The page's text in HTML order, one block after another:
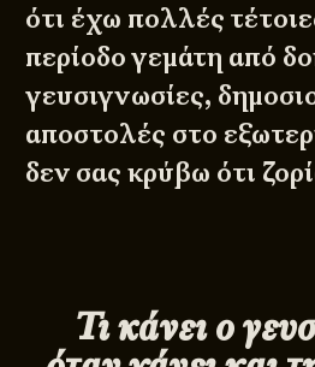
ότι έχω πολλές
περίοδο γεμάτη από
γευσιγνωσίες,
αποστολές στο
δεν σας κρύβω ότι
Τι κάνει ο